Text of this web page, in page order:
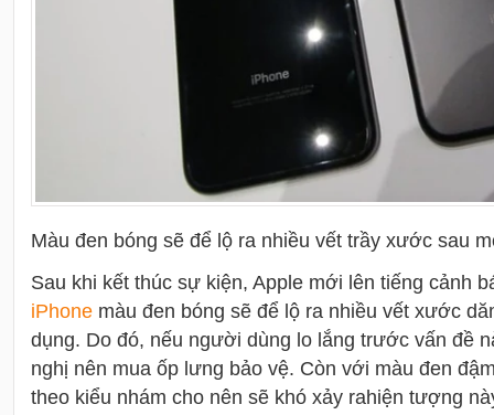
Màu đen bóng sẽ để lộ ra nhiều vết trầy xước sau
Sau khi kết thúc sự kiện, Apple mới lên tiếng cảnh
iPhone màu đen bóng sẽ để lộ ra nhiều vết xước
dụng. Do đó, nếu người dùng lo lắng trước vấn đề
nghị nên mua ốp lưng bảo vệ. Còn với màu đen
theo kiểu nhám cho nên sẽ khó xảy rahiện tượng